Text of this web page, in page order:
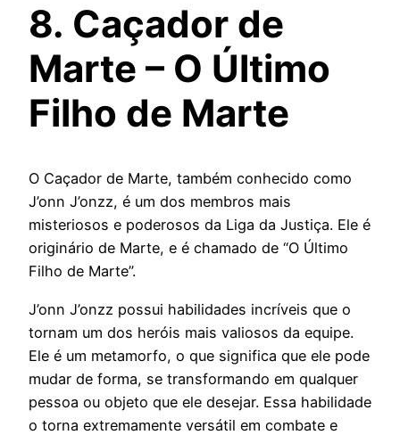
8. Caçador de
Marte – O Último
Filho de Marte
O Caçador de Marte, também conhecido como
J’onn J’onzz, é um dos membros mais
misteriosos e poderosos da Liga da Justiça. Ele é
originário de Marte, e é chamado de “O Último
Filho de Marte”.
J’onn J’onzz possui habilidades incríveis que o
tornam um dos heróis mais valiosos da equipe.
Ele é um metamorfo, o que significa que ele pode
mudar de forma, se transformando em qualquer
pessoa ou objeto que ele desejar. Essa habilidade
o torna extremamente versátil em combate e